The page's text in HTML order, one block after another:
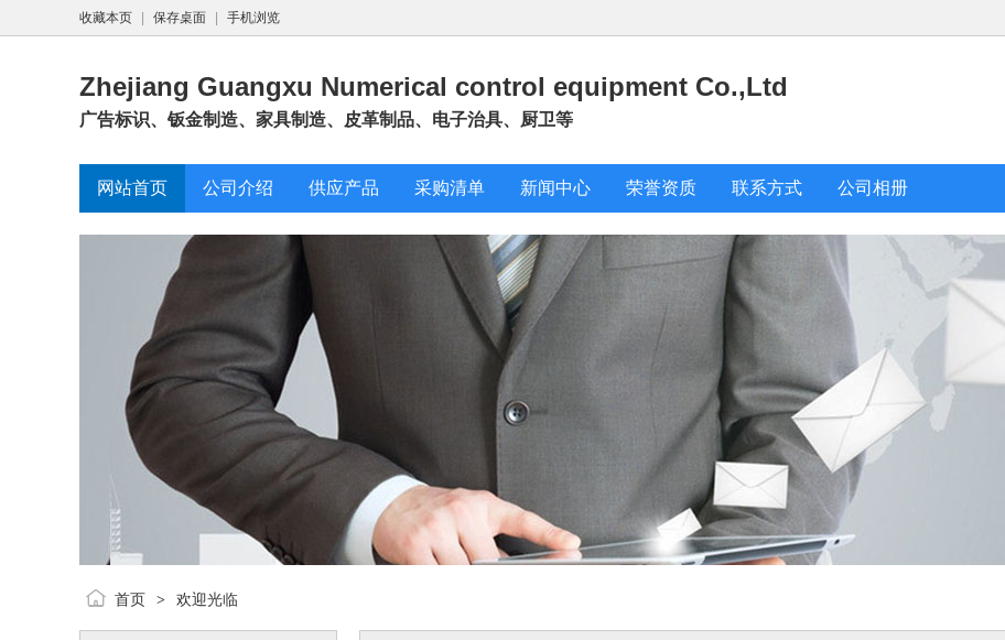
收藏本页 保存桌面 手机浏览
Zhejiang Guangxu Numerical control equipment Co.,Ltd
广告标识、钣金制造、家具制造、皮革制品、电子治具、厨卫等
网站首页 公司介绍 供应产品 采购清单 新闻中心 荣誉资质 联系方式 公司相册
首页 > 欢迎光临